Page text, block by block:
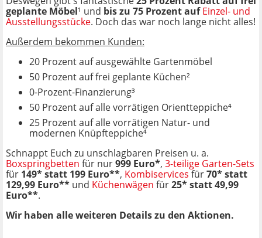
geplante Möbel¹ und bis zu 75 Prozent aufEinzel- und
Ausstellungsstücke. Doch das war noch lange nicht alles!
Außerdem bekommen Kunden:
20 Prozent auf ausgewählte Gartenmöbel
50 Prozent auf frei geplante Küchen²
0-Prozent-Finanzierung³
50 Prozent auf alle vorrätigen Orientteppiche⁴
25 Prozent auf alle vorrätigen Natur- und
modernen Knüpfteppiche⁴
Schnappt Euch zu unschlagbaren Preisen u. a.
Boxspringbetten für nur999 Euro*, 3-teilige Garten-Sets
für 149* statt 199 Euro**, Kombiservicesfür70* statt
129,99 Euro** und Küchenwägen für25* statt 49,99
Euro**.
Wir haben alle weiteren Details zu den Aktionen.